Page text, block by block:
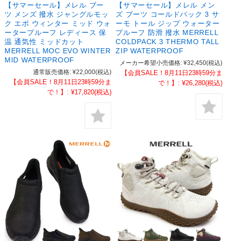
【サマーセール】メレル ブー
ツ メンズ 撥水 ジャングルモッ
ク エボ ウィンター ミッド ウォ
ータープルーフ レディース 保
温 通気性 ミッドカット
MERRELL MOC EVO WINTER
MID WATERPROOF
通常販売価格: ¥22,000(税込)
【会員SALE！8月11日23時59分ま
で！】: ¥17,820(税込)
【サマーセール】メレル メン
ズ ブーツ コールドパック 3 サ
ーモ トール ジップ ウォーター
プルーフ 防滑 撥水 MERRELL
COLDPACK 3 THERMO TALL
ZIP WATERPROOF
メーカー希望小売価格: ¥32,450(税込)
【会員SALE！8月11日23時59分ま
で！】: ¥26,280(税込)